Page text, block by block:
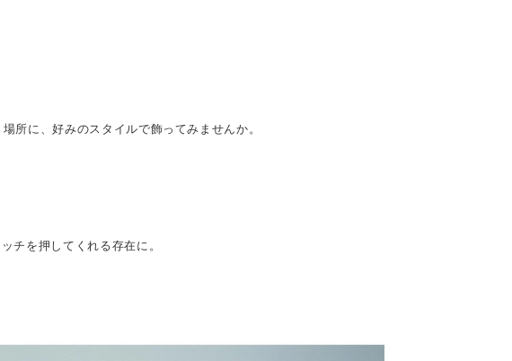
所に、好みのスタイルで飾ってみませんか。
チを押してくれる存在に。